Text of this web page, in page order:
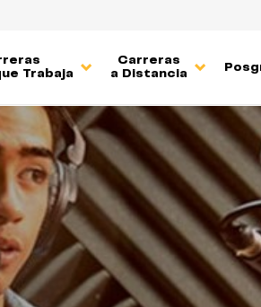
Trabaja
Carreras
a Distancia